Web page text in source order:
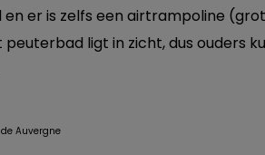
er is zelfs een airtrampoline
ligt in zicht, dus ouders